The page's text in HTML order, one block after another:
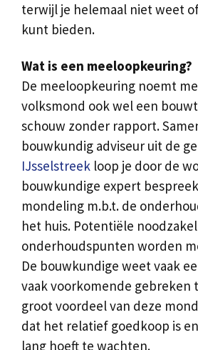
terwijl je helemaal niet weet
kunt bieden.
Wat is een meeloopkeuring?
De meeloopkeuring noemt
volksmond ook wel een
schouw zonder rapport.
bouwkundig adviseur uit de
IJsselstreek loop je door de
bouwkundige expert
mondeling m.b.t. de
het huis. Potentiële
onderhoudspunten worden
De bouwkundige weet vaak
vaak voorkomende gebreken
groot voordeel van deze
dat het relatief goedkoop is
lang hoeft te wachten.